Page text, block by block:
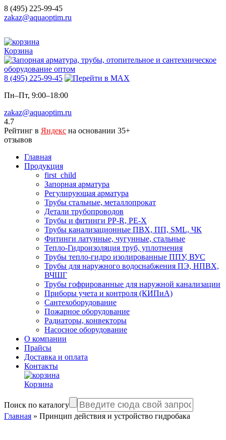
8 (495) 225-99-45
zakaz@aquaoptim.ru
Корзина
8 (495) 225-99-45
Пн–Пт, 9:00–18:00
zakaz@aquaoptim.ru
4.7
Рейтинг в Яндекс на основании 35+
отзывов
Главная
Продукция
first_child
Запорная арматура
Регулирующая арматура
Трубы стальные, металлопрокат
Детали трубопроводов
Трубы и фитинги PP-R, PE-X
Трубы канализационные ПВХ, ПП, SML, ЧК
Фитинги латунные, чугунные, стальные
Тепло-Гидроизоляция труб, уплотнения
Трубы тепло-гидро изолированные ППУ, ВУС
Трубы для наружного водоснабжения ПЭ, НПВХ,
ВЧШГ
Трубы гофрированные для наружной канализации
Приборы учета и контроля (КИПиА)
Сантехоборудование
Пожарное оборудование
Радиаторы, конвекторы
Насосное оборудование
О компании
Прайсы
Доставка и оплата
Контакты
Корзина
Поиск по каталогу
Главная » Принцип действия и устройство гидробака